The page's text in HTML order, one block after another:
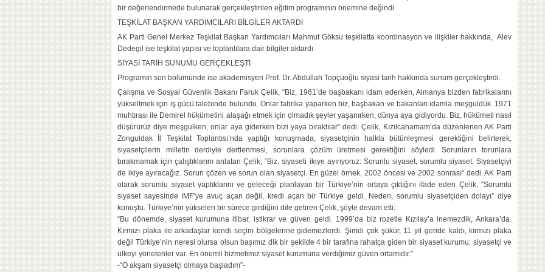
bir değerlendirmede bulunarak gerçekleştirilen eğitim programının önemine değindi.
TEŞKİLAT BAŞKAN YARDIMCILARI BİLGİLER AKTARDI
AK Parti Genel Merkez Teşkilat Başkan Yardımcıları Mahmut Göksu teşkilatta koordinasyon ve ilişkiler hakkında, Alev
Dedegil ise teşkilat yapısı ve toplantılara dair bilgiler aktardı
SİYASİ TARİH SUNUMU GERÇEKLEŞTİ
Programın son bölümünde ise akademisyen Prof. Dr. Abdullah Topçuoğlu siyasi tarih hakkında sunum gerçekleştirdi.
Çalışma ve Sosyal Güvenlik Bakanı Faruk Çelik, “Biz, 1961’de başbakanı idam ederken, Almanya bizden fabrikalarını
yükseltmek için iş gücü talebinde bulundu. Onlar fabrika yaparken biz, başbakan ve bakanları idamla meşguldük. 1971
muhtırası ile Demirel hükümetini alaşağı etmek için olmadık şeyler yaşanırken, dünya aya gidiyordu. Biz, hükümeti nasıl
düşürürüz diye meşgulken, onlar aya giderken bizi yaya bıraktılar” dedi. Çelik, Kızılcahamam’da düzenlenen AK Parti
Zonguldak İl Teşkilat Toplantısı’nda yaptığı konuşmada, siyasetçinin halkla bütünleşmesi gerektiğini belirterek,
siyasetçilerin milletin derdiyle dertlenmesi, sorunlara çözüm üretmesi gerektiğini söyledi. Sorunların torunlara
bırakmamak için çalıştıklarını anlatan Çelik, “Biz, siyaseti ikiye ayırıyoruz: Sorunlu siyaset, sorumlu siyaset. Siyasetçiyi
de ikiye ayıracağız. Sorun çözen ve sorun olan siyasetçi. En güzel örnek, 2002 öncesi ve 2002 sonrası” dedi. AK Parti
olarak sorumlu siyaset yaptıklarını ve geleceği planlayan bir Türkiye’nin ortaya çıktığını ifade eden Çelik, “Sorumlu
siyaset sayesinde IMF’ye avuç açan değil, kredi açan bir Türkiye geldi. Neden, sorumlu siyasetçiden dolayı” diye
konuştu. Türkiye’nin yükselen bir sürece girdiğini dile getiren Çelik, şöyle devam etti:
“Bu dönemde, siyaset kurumuna itibar, istikrar ve güven geldi. 1999’da biz rozetle Kızılay’a inemezdik, Ankara’da.
Kırmızı plaka ile arkadaşlar kendi seçim bölgelerine gidemezlerdi. Şimdi çok şükür, 11 yıl geride kaldı, kırmızı plaka
değil Türkiye’nin neresi olursa olsun başımız dik bir şekilde 4 bir tarafına rahatça giden bir siyaset kurumu, siyasetçi ve
ülkeyi yönetenler var. En önemli hizmetimiz siyaset kurumuna verdiğimiz güven ortamıdır.”
-“O akşam siyasetçi olmaya başladım”-